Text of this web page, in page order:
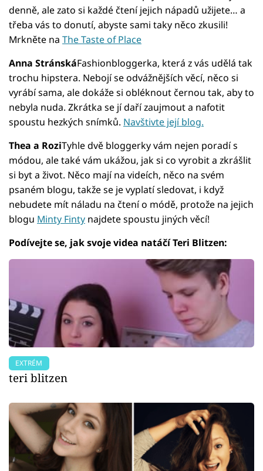
denně, ale zato si každé čtení jejich nápadů užijete… a
třeba vás to donutí, abyste sami taky něco zkusili!
Mrkněte na The Taste of Place
Anna StránskáFashionbloggerka, která z vás udělá tak
trochu hipstera. Nebojí se odvážnějších věcí, něco si
vyrábí sama, ale dokáže si obléknout černou tak, aby to
nebyla nuda. Zkrátka se jí daří zaujmout a nafotit
spoustu hezkých snímků. Navštivte její blog.
Thea a RoziTyhle dvě bloggerky vám nejen poradí s
módou, ale také vám ukážou, jak si co vyrobit a zkrášlit
si byt a život. Něco mají na videích, něco na svém
psaném blogu, takže se je vyplatí sledovat, i když
nebudete mít náladu na čtení o módě, protože na jejich
blogu Minty Finty najdete spoustu jiných věcí!
Podívejte se, jak svoje videa natáčí Teri Blitzen:
EXTRÉM
teri blitzen